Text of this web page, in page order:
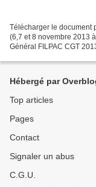
Télécharger le document
(6,7 et 8 novembre 2013
Général FILPAC CGT
Hébergé par
Top articles
Pages
Contact
Signaler un abus
C.G.U.